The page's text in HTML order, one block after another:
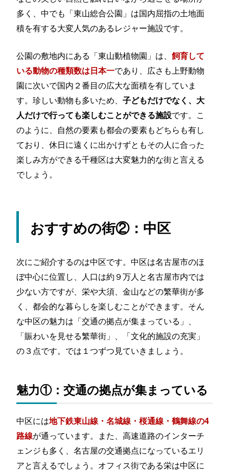
多く、中でも「東山総合公園」は国内屈指の土地面
積を有する大変人気のあるレジャー施設です。
公園の敷地内にある「東山動植物園」は、飼育して
いる動物の種類数は日本一であり、広さも上野動物
園に次いで国内２番目の広大な面積を有していま
す。珍しい動物も多いため、子どもだけでなく、大
人だけで行っても楽しむことができる施設です。こ
のように、自然の要素も都会の要素もどちらも有し
ており、休日に遠くに出かけずともその人に合った
楽しみ方ができる千種区は大変魅力的な街と言える
でしょう。
おすすめの街②：中区
次にご紹介するのは中区です。中区は名古屋市のほ
ぼ中心に位置し、人口は約９万人と名古屋市内では
少ない方ですが、栄や大須、金山などの繁華街が多
く、都会的な暮らしを楽しむことができます。そん
な中区の魅力は「交通の拠点が集まっている」、
「賑わいを見せる繁華街」、「文化的施設の充実」
の３点です。では１つずつ見ていきましょう。
魅力①：交通の拠点が集まっている
中区には地下鉄東山線・名城線・桜通線・鶴舞線の4
路線が通っています。また、高速道路のインターチ
ェンジも多く、名古屋の交通拠点になっているエリ
アと言えるでしょう。オフィス街である栄は中区に